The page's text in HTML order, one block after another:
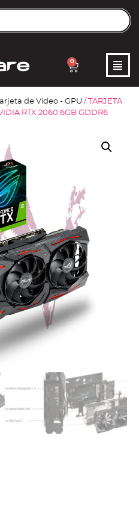
0
de Video - GPU / TARJETA
RTX 2060 6GB GDDR6